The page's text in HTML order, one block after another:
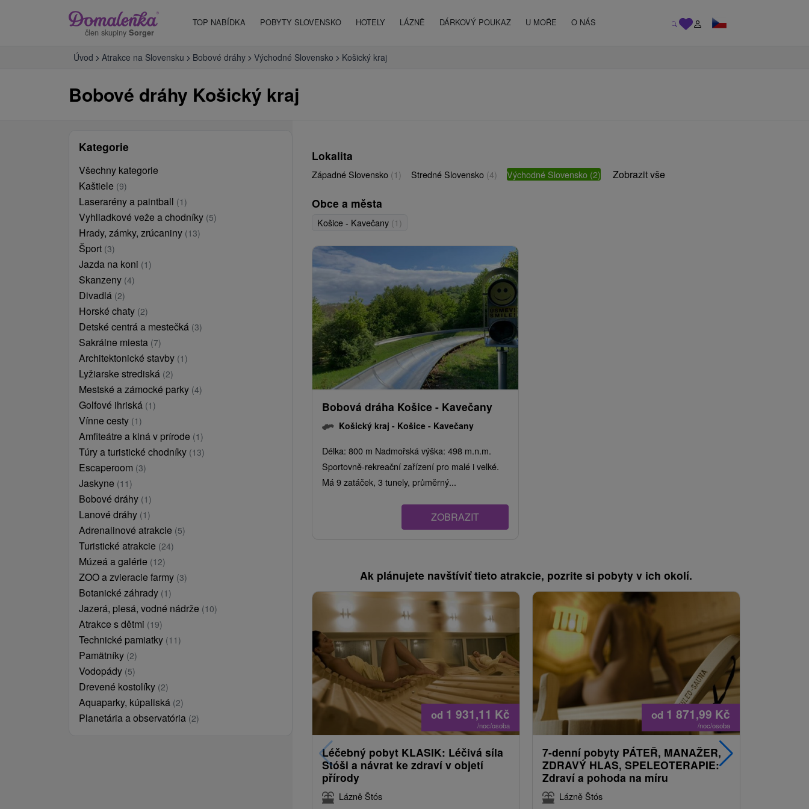
člen skupiny Sorger
TOP NABÍDKA POBYTY SLOVENSKO HOTELY LÁZNĚ DÁRKOVÝ POUKAZ U MOŘE O NÁS
Úvod Atrakce na Slovensku Bobové dráhy Východné Slovensko Košický kraj
Bobové dráhy Košický kraj
Kategorie
Všechny kategorie
Kaštiele (9)
Laserarény a paintball (1)
Vyhliadkové veže a chodníky (5)
Hrady, zámky, zrúcaniny (13)
Šport (3)
Jazda na koni (1)
Skanzeny (4)
Divadlá (2)
Horské chaty (2)
Detské centrá a mestečká (3)
Sakrálne miesta (7)
Architektonické stavby (1)
Lyžiarske strediská (2)
Mestské a zámocké parky (4)
Golfové ihriská (1)
Vínne cesty (1)
Amfiteátre a kiná v prírode (1)
Túry a turistické chodníky (13)
Escaperoom (3)
Jaskyne (11)
Bobové dráhy (1)
Lanové dráhy (1)
Adrenalinové atrakcie (5)
Turistické atrakcie (24)
Múzeá a galérie (12)
ZOO a zvieracie farmy (3)
Botanické záhrady (1)
Jazerá, plesá, vodné nádrže (10)
Atrakce s dětmi (19)
Technické pamiatky (11)
Pamätníky (2)
Vodopády (5)
Drevené kostolíky (2)
Aquaparky, kúpaliská (2)
Planetária a observatória (2)
Lokalita
Západné Slovensko (1) Stredné Slovensko (4) Východné Slovensko (2) Zobrazit vše
Obce a města
Košice - Kavečany (1)
Bobová dráha Košice - Kavečany
Košický kraj - Košice - Kavečany
Délka: 800 m Nadmořská výška: 498 m.n.m.
Sportovně-rekreační zařízení pro malé i velké.
Má 9 zatáček, 3 tunely, průměrný...
ZOBRAZIT
Ak plánujete navštíviť tieto atrakcie, pozrite si pobyty v ich okolí.
od 1 931,11 Kč
/noc/osoba
Léčebný pobyt KLASIK: Léčivá síla
Stóši a návrat ke zdraví v objetí
přírody
Lázně Štós
od 1 871,99 Kč
/noc/osoba
7-denní pobyty PÁTEŘ, MANAŽER,
ZDRAVÝ HLAS, SPELEOTERAPIE:
Zdraví a pohoda na míru
Lázně Štós